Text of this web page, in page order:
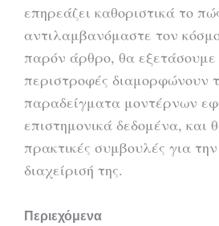
επηρεάζει καθοριστικά το
αντιλαμβανόμαστε τον
παρόν άρθρο, θα εξετάσουμε
περιστροφές διαμορφώνουν
παραδείγματα μοντέρνων
επιστημονικά δεδομένα, και
πρακτικές συμβουλές για
διαχείρισή της.
Περιεχόμενα